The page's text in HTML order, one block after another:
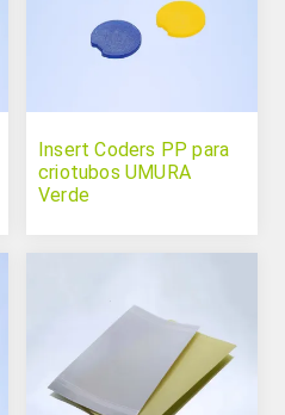
Insert Coders PP para
criotubos UMURA
Verde